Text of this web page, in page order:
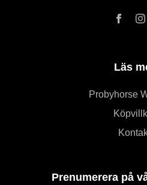
Läs
Probyhorse
Prenumerera på